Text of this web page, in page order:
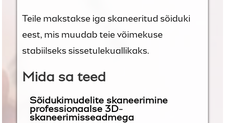
Teile makstakse iga skaneeritud sõiduki
eest, mis muudab teie võimekuse
stabiilseks sissetulekuallikaks.
Mida sa teed
Sõidukimudelite skaneerimine
professionaalse 3D-
skaneerimisseadmega